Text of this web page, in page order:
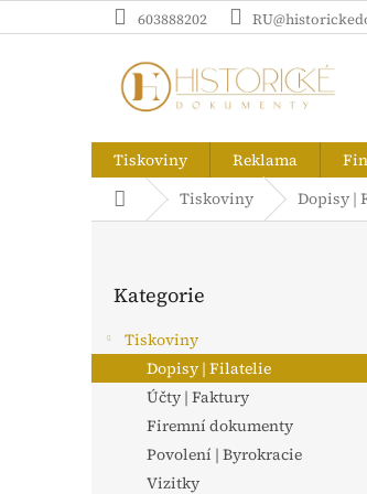
na
603888202
Tiskoviny Reklama
Domů Tiskoviny Dopisy |
a
n
kategorie
Kategorie
Tiskoviny
Dopisy | Filatelie
Účty | Faktury
Firemní dokumenty
Povolení | Byrokracie
Vizitky